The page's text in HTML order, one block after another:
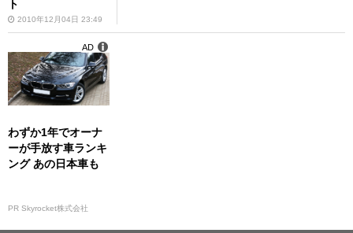
ト
2010年12月04日 23:49
わずか1年でオーナ
ーが手放す車ランキ
ング あの日本車も
PR Skyrocket株式会社
AD